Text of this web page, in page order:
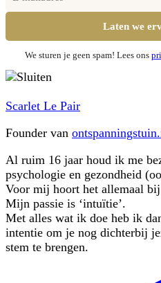
We sturen je geen spam! Lees ons
Scarlet Le Pair
Founder van
Al ruim 16 jaar houd ik me
psychologie en gezondheid
Voor mij hoort het allemaal
Mijn passie is ‘intuïtie’.
Met alles wat ik doe heb ik
intentie om je nog dichterbij
stem te brengen.